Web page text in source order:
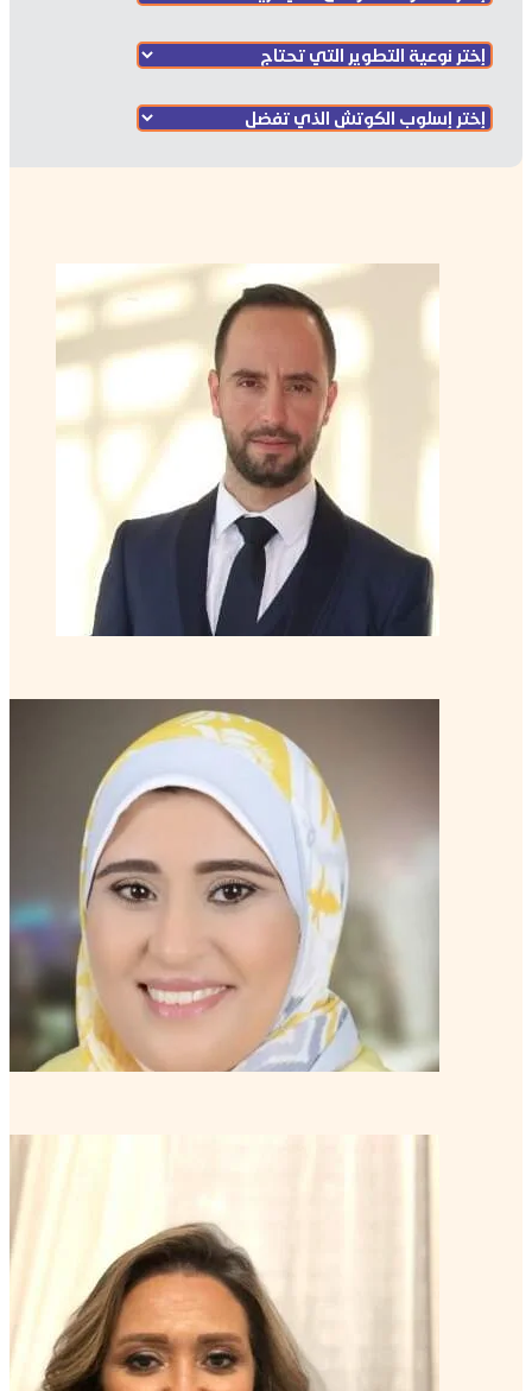
خالد الحداد, PCC
منتور كوتش متقدم
تعرف على الكوتش
مروة أبو ريشة, PCC
منتور كوتش متقدم
تعرف على الكوتش
مروى شريف, PCC
منتور كوتش متقدم